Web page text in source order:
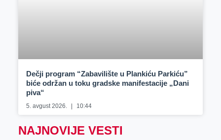
Dečji program “Zabavilište u Plankiću Parkiću”
biće održan u toku gradske manifestacije „Dani
piva“
5. avgust 2026. 10:44
NAJNOVIJE VESTI